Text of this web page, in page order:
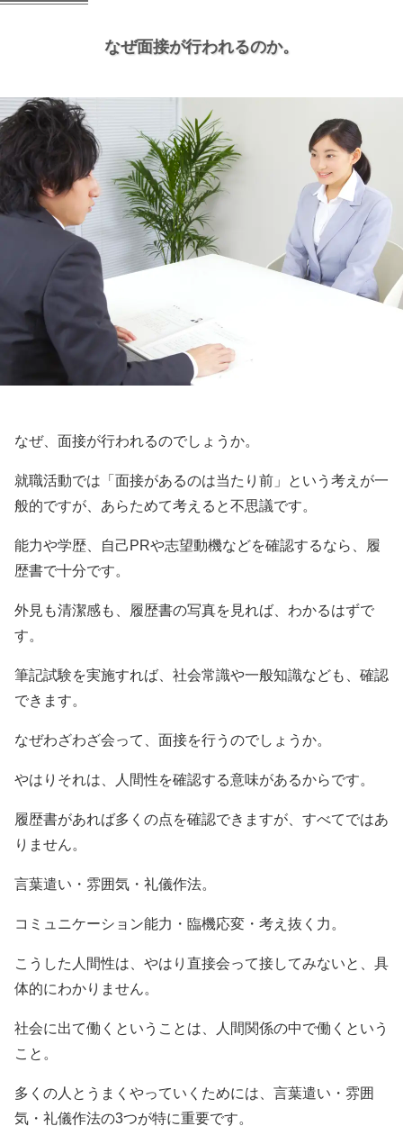
なぜ面接が行われるのか。
なぜ、面接が行われるのでしょうか。
就職活動では「面接があるのは当たり前」という考えが一
般的ですが、あらためて考えると不思議です。
能力や学歴、自己PRや志望動機などを確認するなら、履
歴書で十分です。
外見も清潔感も、履歴書の写真を見れば、わかるはずで
す。
筆記試験を実施すれば、社会常識や一般知識なども、確認
できます。
なぜわざわざ会って、面接を行うのでしょうか。
やはりそれは、人間性を確認する意味があるからです。
履歴書があれば多くの点を確認できますが、すべてではあ
りません。
言葉遣い・雰囲気・礼儀作法。
コミュニケーション能力・臨機応変・考え抜く力。
こうした人間性は、やはり直接会って接してみないと、具
体的にわかりません。
社会に出て働くということは、人間関係の中で働くという
こと。
多くの人とうまくやっていくためには、言葉遣い・雰囲
気・礼儀作法の3つが特に重要です。